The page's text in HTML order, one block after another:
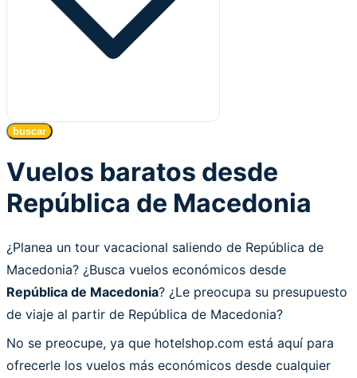
buscar
Vuelos baratos desde
República de Macedonia
¿Planea un tour vacacional saliendo de República de
Macedonia? ¿Busca vuelos económicos desde
República de Macedonia? ¿Le preocupa su presupuesto
de viaje al partir de República de Macedonia?
No se preocupe, ya que hotelshop.com está aquí para
ofrecerle los vuelos más económicos desde cualquier